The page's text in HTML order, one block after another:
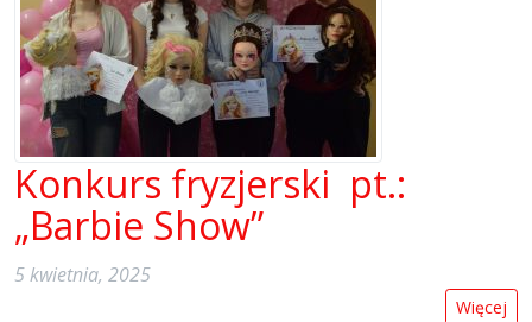
Konkurs fryzjerski pt.:
„Barbie Show”
5 kwietnia, 2025
Więcej